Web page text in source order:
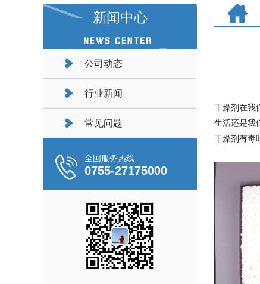
新闻中心
公司动态
行业新闻
常见问题
全国服务热线
0755-27175000
干燥剂在我
生活还是我
干燥剂有毒